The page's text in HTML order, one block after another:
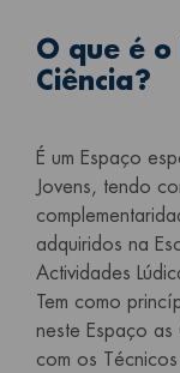
O que é
Ciência?
É um Espaço
Jovens, tendo
adquiridos na
Actividades
Tem como
neste Espaço
com os